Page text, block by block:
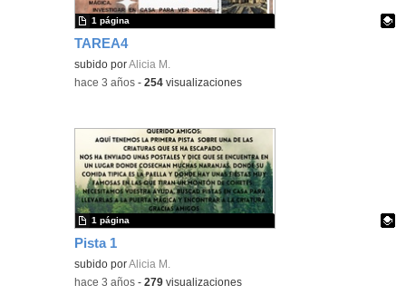
TAREA4
Contenido educativo.
subido porAlicia M.
1 página
-hace 3 años -254 visualizaciones
Pista 1
Contenido educativo.
subido porAlicia M.
1 página
-hace 3 años -279 visualizaciones